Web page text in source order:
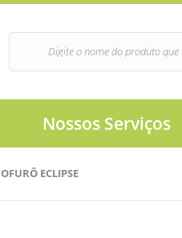
Nossos Serviços
OFURÔ ECLIPSE